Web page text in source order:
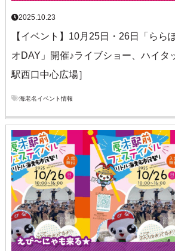
2025.10.23
【イベント】10月25日・26日「らら
オDAY」開催♪ライブショー、ハイ
駅西口中心広場］
海老名イベント情報